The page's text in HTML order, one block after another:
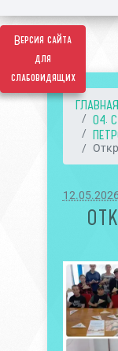
Версия сайта
для
слабовидящих
ГЛАВНАЯ
04.